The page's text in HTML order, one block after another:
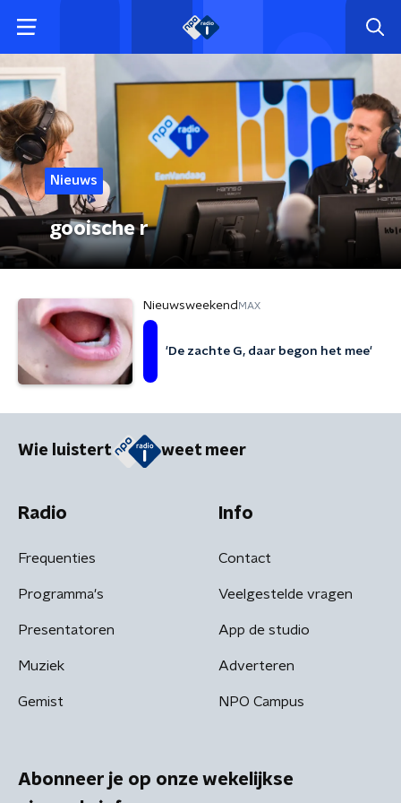
Nieuws
gooische r
Nieuwsweekend MAX
'De zachte G, daar begon het mee'
Wie luistert weet meer
Radio
Frequenties
Programma's
Presentatoren
Muziek
Gemist
Info
Contact
Veelgestelde vragen
App de studio
Adverteren
NPO Campus
Abonneer je op onze wekelijkse